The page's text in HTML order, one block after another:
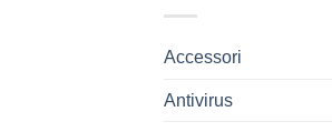
Accessori
Antivirus